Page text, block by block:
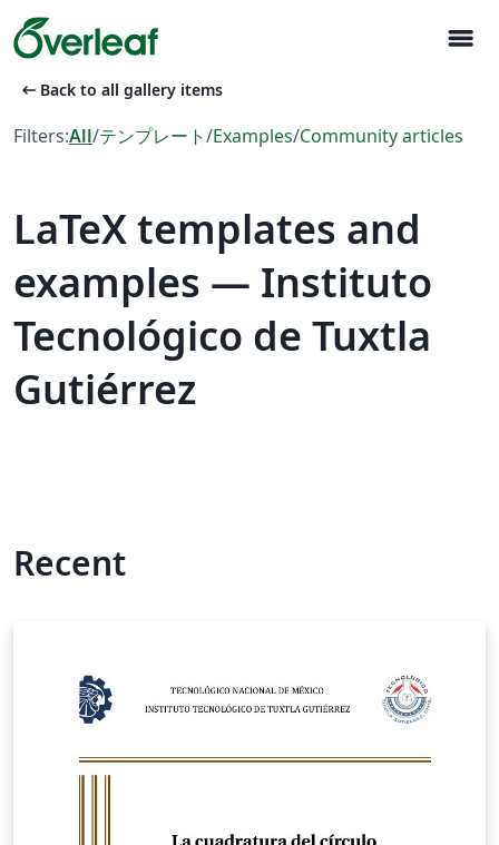
menu
arrow_left_alt Back to all gallery items
Filters:All/テンプレート/Examples/Community articles
LaTeX templates and
examples — Instituto
Tecnológico de Tuxtla
Gutiérrez
Recent